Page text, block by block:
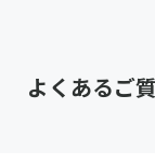
よくあるご